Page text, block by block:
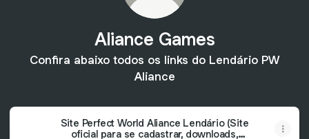
Aliance Games
Confira abaixo todos os links do Lendário PW
Aliance
Site Perfect World Aliance Lendário (Site
oficial para se cadastrar, downloads,